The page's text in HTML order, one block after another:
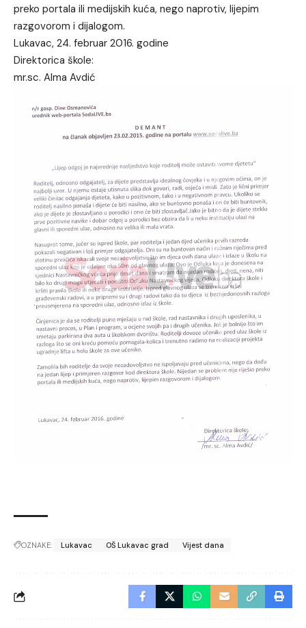
preko portala ili medijskih kuća, nego naprotiv, lijepim
razgovorom i dijalogom.
Lukavac, 24. februar 2016. godine
Direktorica škole:
mr.sc. Alma Avdić
OZNAKE: Lukavac OŠ Lukavac grad Vijest dana